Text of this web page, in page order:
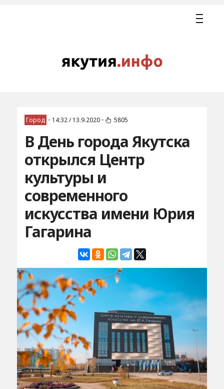
Город • 14:32 / 13.9.2020 • 5805
В День города Якутска
открылся Центр
культуры и
современного
искусства имени Юрия
Гагарина